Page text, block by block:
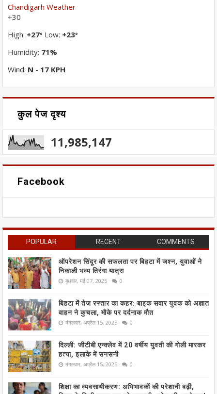
Chandigarh Weather
+30
High: +27° Low: +23°
Humidity: 71%
Wind: N - 17 KPH
कुल पेज दृश्य
11,985,147
Facebook
POPULAR RECENT COMMENTS
ऑपरेशन सिंदूर की सफलता पर बिहटा में जश्न, युवाओं ने
निकाली भव्य तिरंगा यात्रा
बुधवार, मई 07, 2025 0
बिहटा में तेज रफ्तार का कहर: बाइक सवार युवक को अज्ञात
वाहन ने कुचला, मौके पर दर्दनाक मौत
मंगलवार, अप्रैल 15, 2025 0
दिल्ली: जीटीबी एन्क्लेव में 20 वर्षीय युवती की गोली मारकर
हत्या, इलाके में सनसनी
मंगलवार, अप्रैल 15, 2025 0
शिक्षा का व्यवसायीकरण: अभिभावकों की परेशानी बढ़ी,